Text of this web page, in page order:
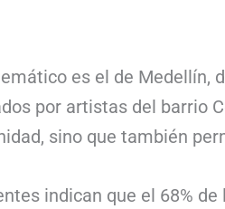
es el de Medellín,
por artistas del barrio
sino que también
indican que el 68%